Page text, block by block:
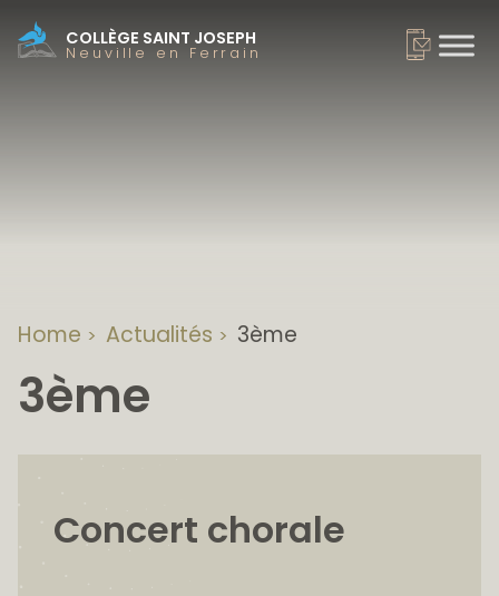
COLLÈGE SAINT JOSEPH
Neuville en Ferrain
Home > Actualités > 3ème
3ème
Concert chorale